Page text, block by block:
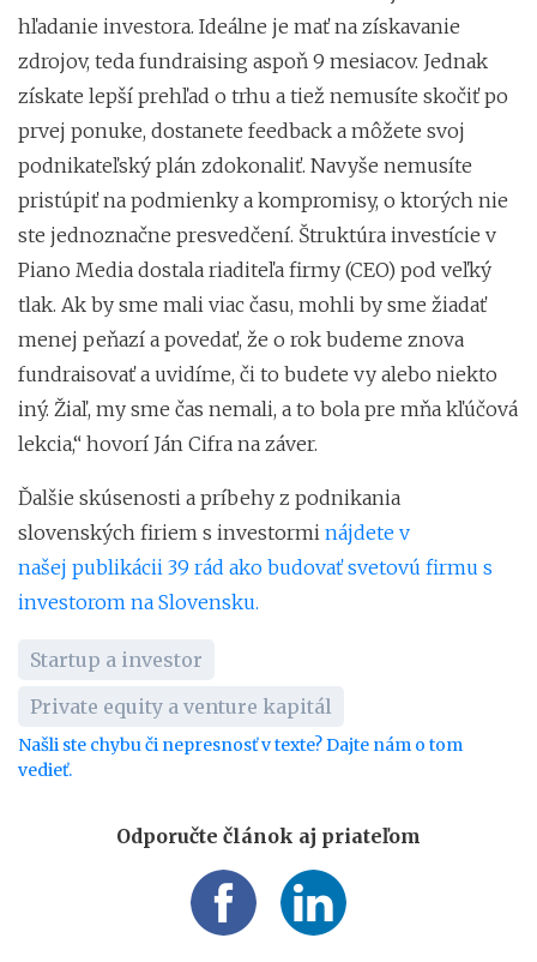
hľadanie investora. Ideálne je mať na získavanie
zdrojov, teda fundraising aspoň 9 mesiacov. Jednak
získate lepší prehľad o trhu a tiež nemusíte skočiť po
prvej ponuke, dostanete feedback a môžete svoj
podnikateľský plán zdokonaliť. Navyše nemusíte
pristúpiť na podmienky a kompromisy, o ktorých nie
ste jednoznačne presvedčení. Štruktúra investície v
Piano Media dostala riaditeľa firmy (CEO) pod veľký
tlak. Ak by sme mali viac času, mohli by sme žiadať
menej peňazí a povedať, že o rok budeme znova
fundraisovať a uvidíme, či to budete vy alebo niekto
iný. Žiaľ, my sme čas nemali, a to bola pre mňa kľúčová
lekcia,“ hovorí Ján Cifra na záver.
Ďalšie skúsenosti a príbehy z podnikania
slovenských firiem s investormi nájdete v
našej publikácii 39 rád ako budovať svetovú firmu s
investorom na Slovensku.
Startup a investor
Private equity a venture kapitál
Našli ste chybu či nepresnosť v texte? Dajte nám o tom
vedieť.
Odporučte článok aj priateľom